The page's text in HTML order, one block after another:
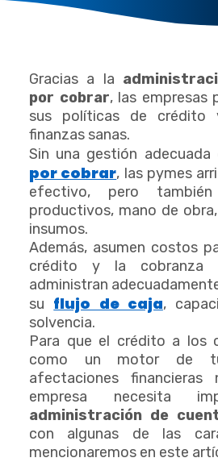
Gracias a la
por cobrar, las empresas
sus políticas de crédito
finanzas sanas.
Sin una gestión adecuada
por cobrar, las pymes
efectivo, pero
productivos, mano de
insumos.
Además, asumen costos
crédito y la
administran
su flujo de caja,
solvencia.
Para que el crédito a los
como un motor de
afectaciones
empresa necesita
administración de
con algunas de las
mencionaremos en este